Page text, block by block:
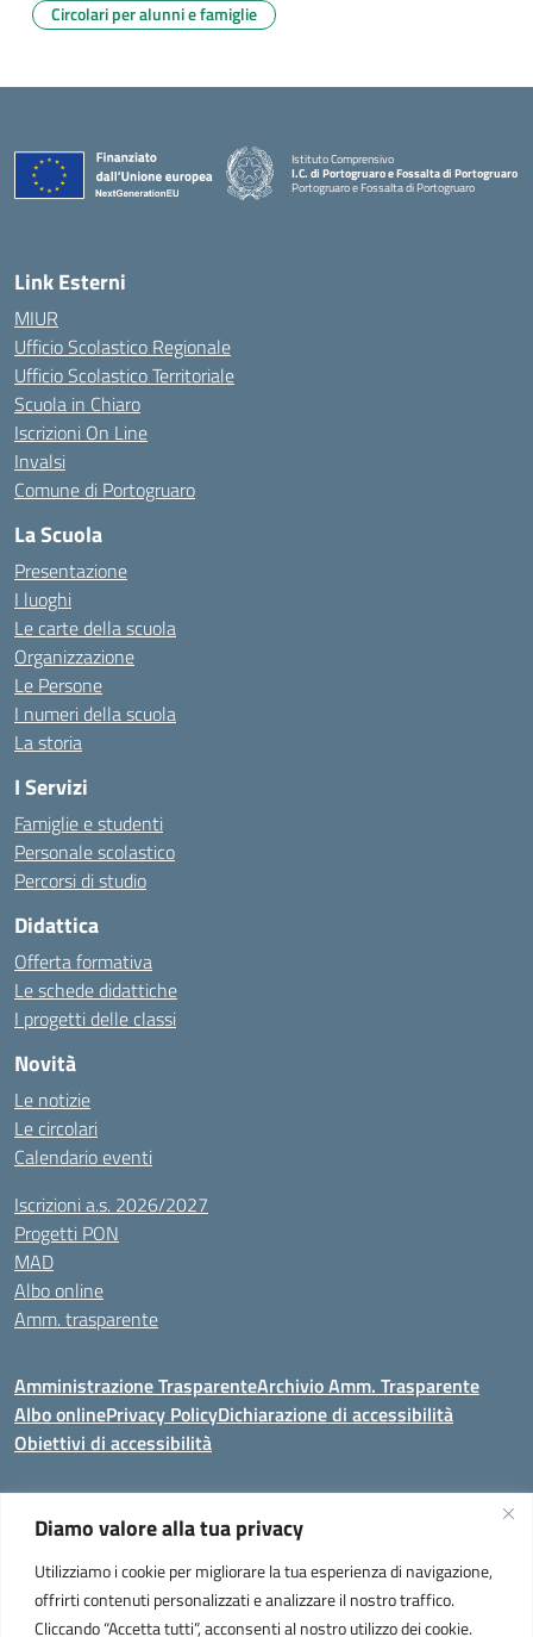
Diamo valore alla tua privacy
Utilizziamo i cookie per migliorare la tua esperienza di navigazione,
offrirti contenuti personalizzati e analizzare il nostro traffico.
Cliccando “Accetta tutti”, acconsenti al nostro utilizzo dei cookie.
Circolari per alunni e famiglie
Istituto Comprensivo
I.C. di Portogruaro e Fossalta di Portogruaro
Portogruaro e Fossalta di Portogruaro
— Visita la pagina iniziale della scuola
Link Esterni
MIUR
Ufficio Scolastico Regionale
Ufficio Scolastico Territoriale
Scuola in Chiaro
Iscrizioni On Line
Invalsi
Comune di Portogruaro
La Scuola
Presentazione
I luoghi
Le carte della scuola
Organizzazione
Le Persone
I numeri della scuola
La storia
I Servizi
Famiglie e studenti
Personale scolastico
Percorsi di studio
Didattica
Offerta formativa
Le schede didattiche
I progetti delle classi
Novità
Le notizie
Le circolari
Calendario eventi
Iscrizioni a.s. 2026/2027
Progetti PON
MAD
Albo online
Amm. trasparente
Amministrazione TrasparenteArchivio Amm. Trasparente
Albo onlinePrivacy PolicyDichiarazione di accessibilità
Obiettivi di accessibilità
Codice meccanografico:VEIC859007
Istituto Comprensivo di Portogruaro e Fossalta di Portogruaro- Via
Liguria 32, Portogruaro 30026 (VENEZIA)
Tel. +39 0421 273251 oppure +39 0421 273280